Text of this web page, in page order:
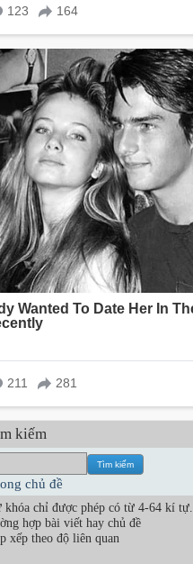
kiếm
chủ đề
khóa chỉ được phép có từ 4-64 kí tự.
hợp bài viết hay chủ đề
xếp theo độ liên quan